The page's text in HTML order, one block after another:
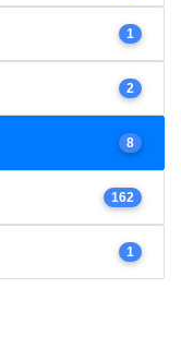
1
2
8
162
1